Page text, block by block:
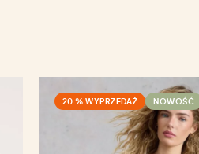
20 % WYPRZEDAŻ NOWOŚĆ